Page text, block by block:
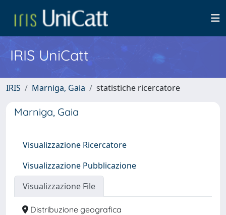
IRIS UniCatt
IRIS Marniga, Gaia statistiche ricercatore
Marniga, Gaia
Visualizzazione Ricercatore
Visualizzazione Pubblicazione
Visualizzazione File
Distribuzione geografica